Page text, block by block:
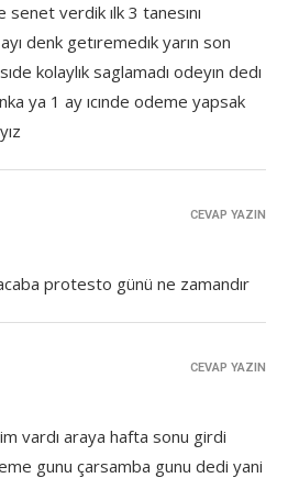
verdik ılk 3 tanesını
denk getıremedık yarın son
kolaylık saglamadı odeyın dedı
ya 1 ay ıcınde odeme yapsak
protesto günü ne zamandır
CEVAP YAZIN
vardı araya hafta sonu girdi
gunu çarsamba gunu dedi yani
CEVAP YAZIN